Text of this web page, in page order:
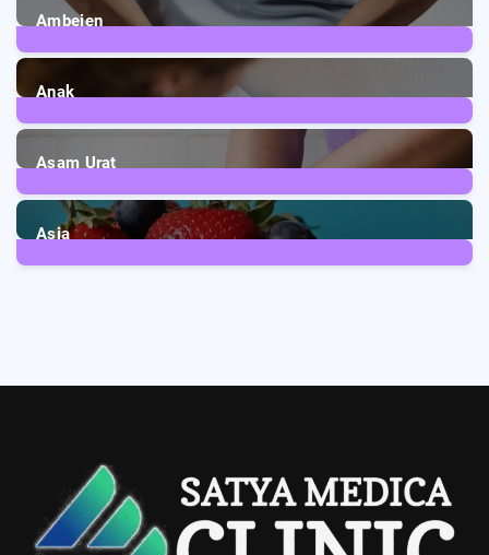
Ambeien
1Post
Anak
3Posts
Asam Urat
2Posts
Asia